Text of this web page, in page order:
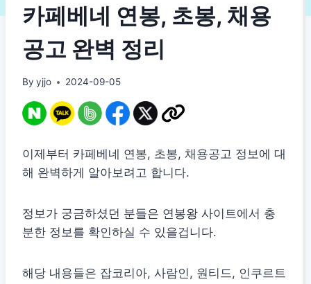
카페베네 연봉, 초봉, 채용
공고 완벽 정리
By yjjo 2024-09-05
이제부터 카페베네 연봉, 초봉, 채용공고 정보에 대
해 완벽하게 알아보려고 합니다.
정보가 궁금하셨던 분들은 연봉왕 사이트에서 충
분한 정보를 확인하실 수 있을겁니다.
해당 내용들은 잡코리아, 사람인, 원티드, 인쿠르트